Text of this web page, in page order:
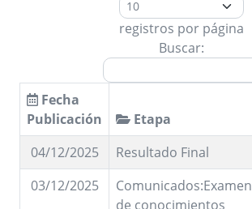
registros por página
Buscar:
Fecha
Publicación
Etapa
04/12/2025
Resultado Final
03/12/2025
Comunicados:Examen
de conocimientos